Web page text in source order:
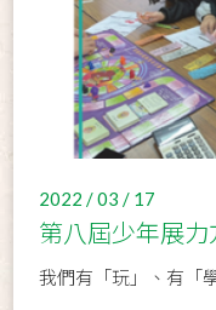
2022 / 03 / 17
第八屆少年展力
我們有「玩」、有「